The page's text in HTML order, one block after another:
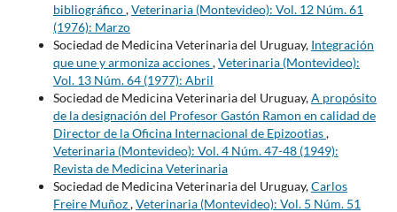
bibliográfico,Veterinaria (Montevideo): Vol. 12 Núm. 61
(1976): Marzo
Sociedad de Medicina Veterinaria del Uruguay, Integración
que une y armoniza acciones,Veterinaria (Montevideo):
Vol. 13 Núm. 64 (1977): Abril
Sociedad de Medicina Veterinaria del Uruguay,A propósito
de la designación del Profesor Gastón Ramon en calidad de
Director de la Oficina Internacional de Epizootias,
Veterinaria (Montevideo): Vol. 4 Núm. 47-48 (1949):
Revista de Medicina Veterinaria
Sociedad de Medicina Veterinaria del Uruguay,Carlos
Freire Muñoz,Veterinaria (Montevideo): Vol. 5 Núm. 51